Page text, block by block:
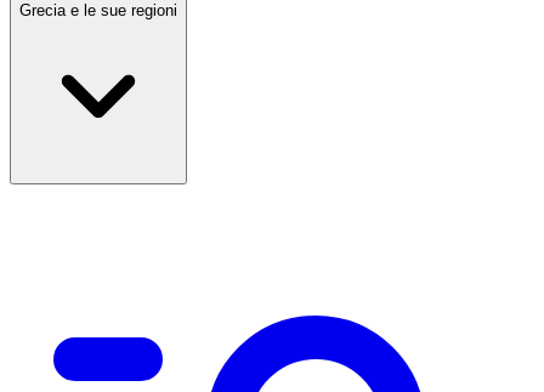
Grecia e le sue regioni